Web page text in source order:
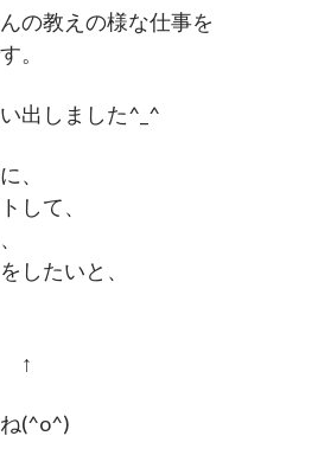
の教えの様な仕事を
。
出しました^_^
、
して、
したいと、
(^o^)